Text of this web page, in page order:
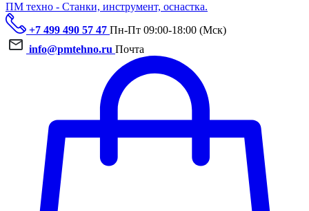
ПМ техно - Станки, инструмент, оснастка.
+7 499 490 57 47 Пн-Пт 09:00-18:00 (Мск)
info@pmtehno.ru Почта